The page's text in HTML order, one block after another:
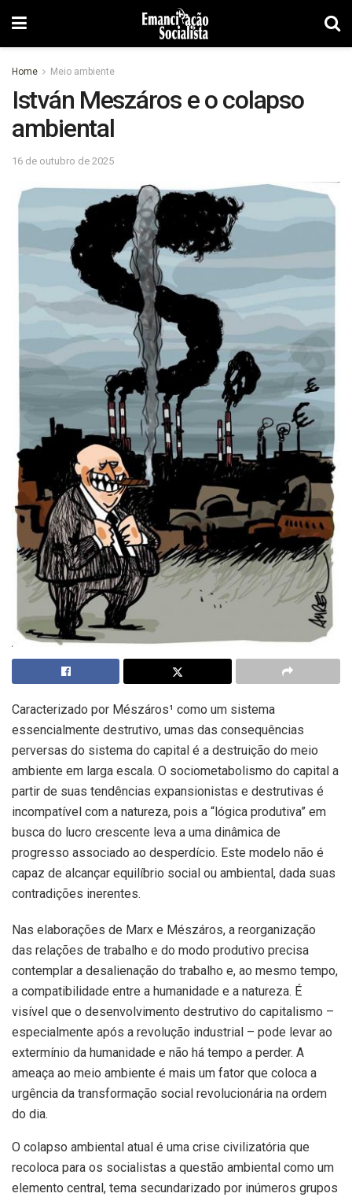
Home Meio ambiente
István Meszáros e o colapso
ambiental
16 de outubro de 2025
Caracterizado por Mészáros¹ como um sistema
essencialmente destrutivo, umas das consequências
perversas do sistema do capital é a destruição do meio
ambiente em larga escala. O sociometabolismo do capital a
partir de suas tendências expansionistas e destrutivas é
incompatível com a natureza, pois a “lógica produtiva” em
busca do lucro crescente leva a uma dinâmica de
progresso associado ao desperdício. Este modelo não é
capaz de alcançar equilíbrio social ou ambiental, dada suas
contradições inerentes.
Nas elaborações de Marx e Mészáros, a reorganização
das relações de trabalho e do modo produtivo precisa
contemplar a desalienação do trabalho e, ao mesmo tempo,
a compatibilidade entre a humanidade e a natureza. É
visível que o desenvolvimento destrutivo do capitalismo –
especialmente após a revolução industrial – pode levar ao
extermínio da humanidade e não há tempo a perder. A
ameaça ao meio ambiente é mais um fator que coloca a
urgência da transformação social revolucionária na ordem
do dia.
O colapso ambiental atual é uma crise civilizatória que
recoloca para os socialistas a questão ambiental como um
elemento central, tema secundarizado por inúmeros grupos